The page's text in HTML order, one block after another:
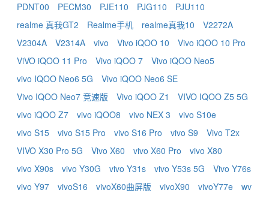
PDNT00
PECM30 PJE110 PJG110
PJU110
realme 真我GT2
Realme手机 realme真我10
V2272A
V2304A
V2314A vivo Vivo iQOO 10
Vivo iQOO 10 Pro
ViVO iQOO 11 Pro
Vivo iQOO 7
Vivo iQOO Neo5
vivo IQOO Neo6 5G
Vivo iQOO Neo6 SE
Vivo IQOO Neo7 竞速版
Vivo iQOO Z1
VIVO IQOO Z5 5G
vivo iQOO Z7
vivo iQOO8 vivo NEX 3
vivo S10e
vivo S15
vivo S15 Pro vivo S16 Pro vivo S9
Vivo T2x
VIVO X30 Pro 5G
Vivo X60 vivo X60 Pro
vivo X80
vivo X90s
vivo Y30G vivo Y31s vivo Y53s 5G
Vivo Y76s
vivo Y97
vivoS16 vivoX60曲屏版 vivoX90 vivoY77e
wv